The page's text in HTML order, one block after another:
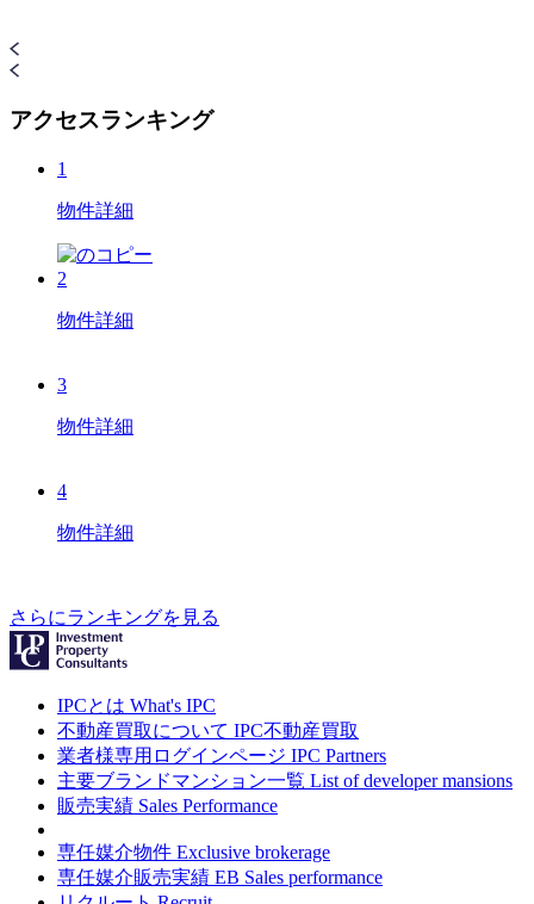
アクセスランキング
1
物件詳細
2
物件詳細
3
物件詳細
4
物件詳細
さらにランキングを見る
IPCとは What's IPC
不動産買取について IPC不動産買取
業者様専用ログインページ IPC Partners
主要ブランドマンション一覧 List of developer mansions
販売実績 Sales Performance
専任媒介物件 Exclusive brokerage
専任媒介販売実績 EB Sales performance